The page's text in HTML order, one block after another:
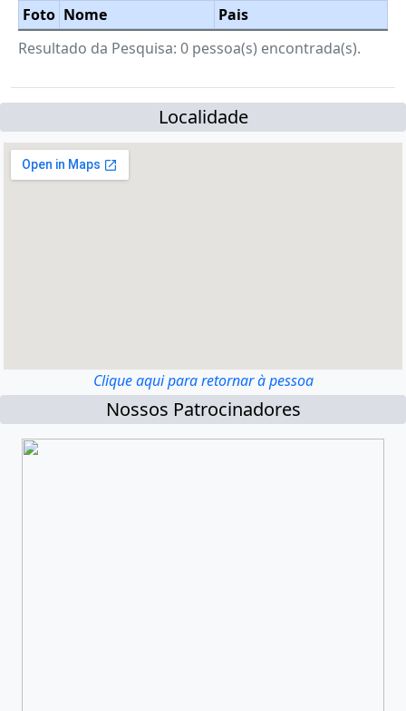
Foto Nome
Pais
Resultado da Pesquisa: 0 pessoa(s) encontrada(s).
Localidade
Clique aqui para retornar à pessoa
Nossos Patrocinadores